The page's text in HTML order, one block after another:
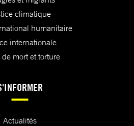
climatique
humanitaire
internationale
mort et torture
Actualités